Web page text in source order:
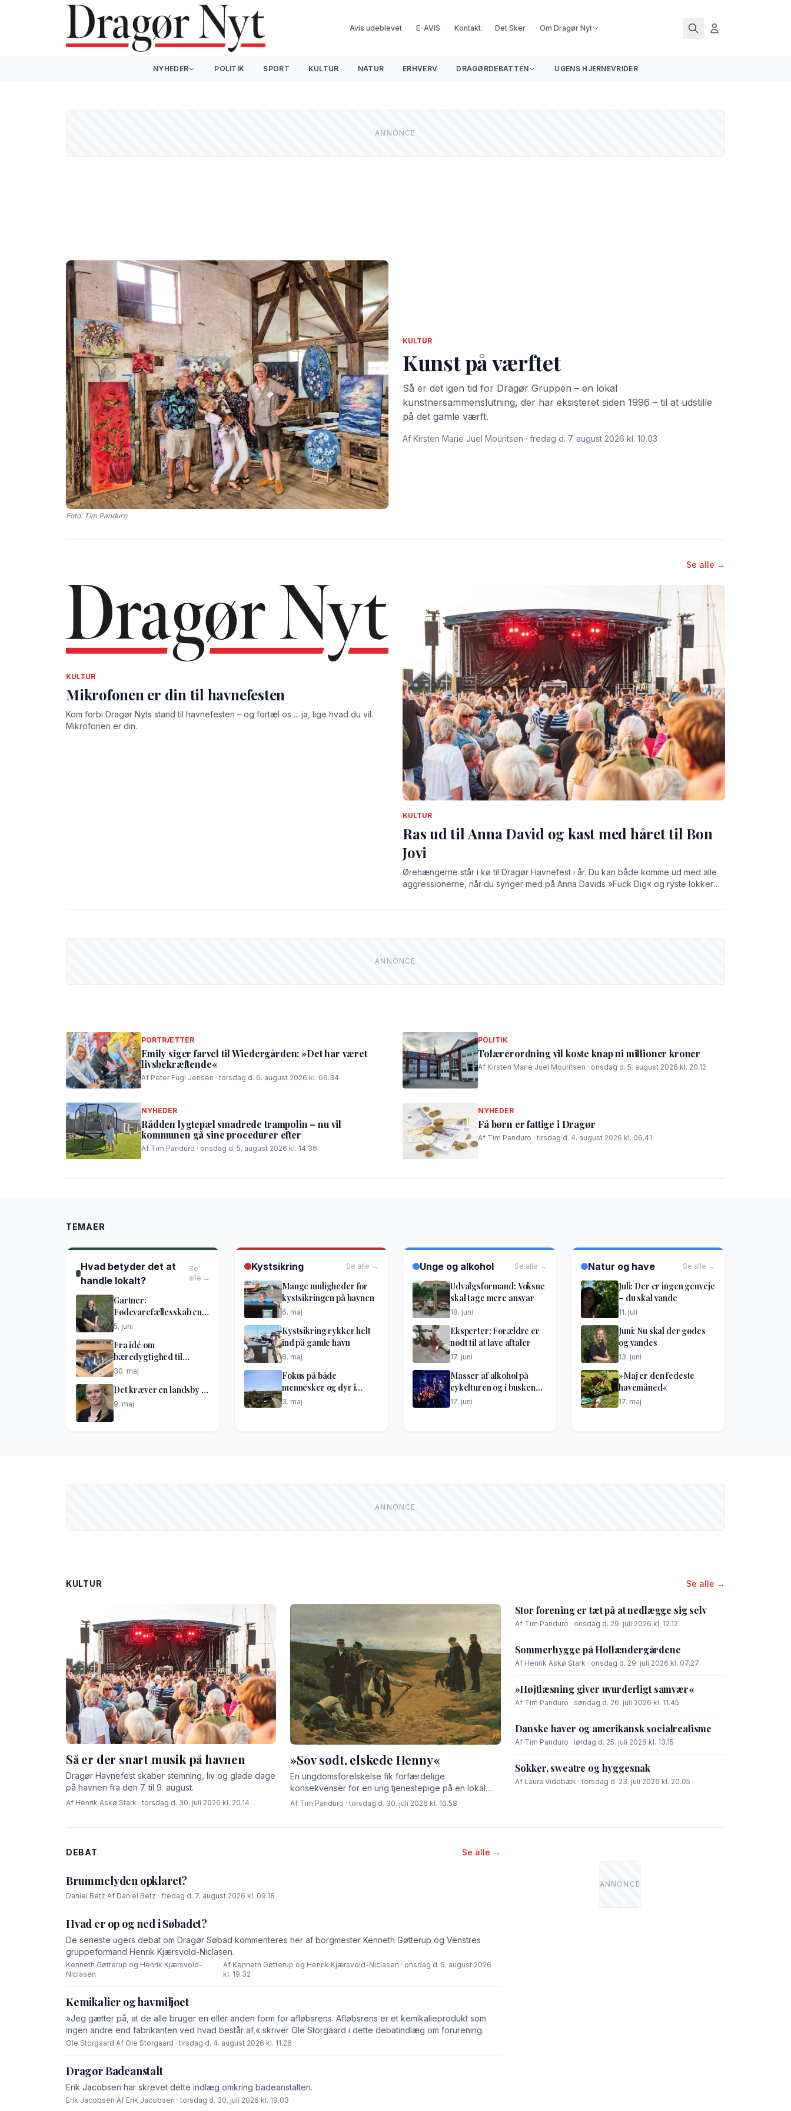
Avis udeblevet E-AVIS Kontakt Det Sker Om Dragør Nyt
NYHEDER POLITIK SPORT KULTUR NATUR ERHVERV DRAGØRDEBATTEN UGENS HJERNEVRIDER
Foto: Tim Panduro
KULTUR
Kunst på værftet
Så er det igen tid for Dragør Gruppen – en lokal
kunstnersammenslutning, der har eksisteret siden 1996 – til at udstille
på det gamle værft.
Af Kirsten Marie Juel Mouritsen · fredag d. 7. august 2026 kl. 10.03
Se alle →
KULTUR
Mikrofonen er din til havnefesten
Kom forbi Dragør Nyts stand til havnefesten – og fortæl os ... ja, lige hvad du vil.
Mikrofonen er din.
KULTUR
Ras ud til Anna David og kast med håret til Bon
Jovi
Ørehængerne står i kø til Dragør Havnefest i år. Du kan både komme ud med alle
aggressionerne, når du synger med på Anna Davids »Fuck Dig« og ryste lokker
Adams Summer of 69.
PORTRÆTTER
Emily siger farvel til Wiedergården: »Det har været
livsbekræftende«
Af Peter Fugl Jensen · torsdag d. 6. august 2026 kl. 06.34
POLITIK
Tolærerordning vil koste knap ni millioner kroner
Af Kirsten Marie Juel Mouritsen · onsdag d. 5. august 2026 kl. 20.12
NYHEDER
Rådden lygtepæl smadrede trampolin – nu vil
kommunen gå sine procedurer efter
Af Tim Panduro · onsdag d. 5. august 2026 kl. 14.36
NYHEDER
Få børn er fattige i Dragør
Af Tim Panduro · tirsdag d. 4. august 2026 kl. 06.41
TEMAER
Hvad betyder det at
handle lokalt?
Se
alle →
Gartner:
Fødevarefællesskab en
god idé
5. juni
Fra idé om
bæredygtighed til
netværkshus
30. maj
Det kræver en landsby …
9. maj
Kystsikring Se alle →
Mange muligheder for
kystsikringen på havnen
6. maj
Kystsikring rykker helt
ind på gamle havn
6. maj
Fokus på både
mennesker og dyr i
optakt til lufthavnsdiget
3. maj
Unge og alkohol Se alle →
Udvalgsformand: Voksne
skal tage mere ansvar
18. juni
Eksperter: Forældre er
nødt til at lave aftaler
17. juni
Masser af alkohol på
cykelturen og i buskene
til festen
17. juni
Natur og have Se alle →
Juli: Der er ingen genveje
– du skal vande
11. juli
Juni: Nu skal der gødes
og vandes
13. juni
»Maj er den fedeste
havemåned«
17. maj
KULTUR Se alle →
Så er der snart musik på havnen
Dragør Havnefest skaber stemning, liv og glade dage
på havnen fra den 7. til 9. august.
Af Henrik Askø Stark · torsdag d. 30. juli 2026 kl. 20.14
»Sov sødt, elskede Henny«
En ungdomsforelskelse fik forfærdelige
konsekvenser for en ung tjenestepige på en lokal
gård for godt 100 år siden.
Af Tim Panduro · torsdag d. 30. juli 2026 kl. 10.58
Stor forening er tæt på at nedlægge sig selv
Af Tim Panduro · onsdag d. 29. juli 2026 kl. 12.12
Sommerhygge på Hollændergårdene
Af Henrik Askø Stark · onsdag d. 29. juli 2026 kl. 07.27
»Højtlæsning giver uvurderligt samvær«
Af Tim Panduro · søndag d. 26. juli 2026 kl. 11.45
Danske haver og amerikansk socialrealisme
Af Tim Panduro · lørdag d. 25. juli 2026 kl. 13.15
Sokker, sweatre og hyggesnak
Af Laura Videbæk · torsdag d. 23. juli 2026 kl. 20.05
DEBAT Se alle →
Brummelyden opklaret?
Daniel Betz·Af Daniel Betz · fredag d. 7. august 2026 kl. 09.18
Hvad er op og ned i Søbadet?
De seneste ugers debat om Dragør Søbad kommenteres her af borgmester Kenneth Gøtterup og Venstres
gruppeformand Henrik Kjærsvold-Niclasen.
Kenneth Gøtterup og Henrik Kjærsvold-
Niclasen
·
Af Kenneth Gøtterup og Henrik Kjærsvold-Niclasen · onsdag d. 5. august 2026
kl. 19.32
Kemikalier og havmiljøet
»Jeg gætter på, at de alle bruger en eller anden form for afløbsrens. Afløbsrens er et kemikalieprodukt som
ingen andre end fabrikanten ved hvad består af,« skriver Ole Storgaard i dette debatindlæg om forurening.
Ole Storgaard·Af Ole Storgaard · tirsdag d. 4. august 2026 kl. 11.26
Dragør Badeanstalt
Erik Jacobsen har skrevet dette indlæg omkring badeanstalten.
Erik Jacobsen·Af Erik Jacobsen · torsdag d. 30. juli 2026 kl. 19.03